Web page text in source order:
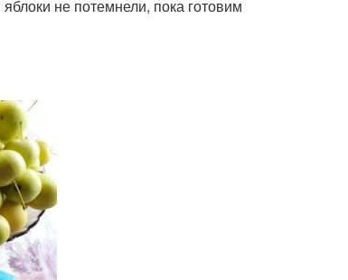
не потемнели, пока готовим